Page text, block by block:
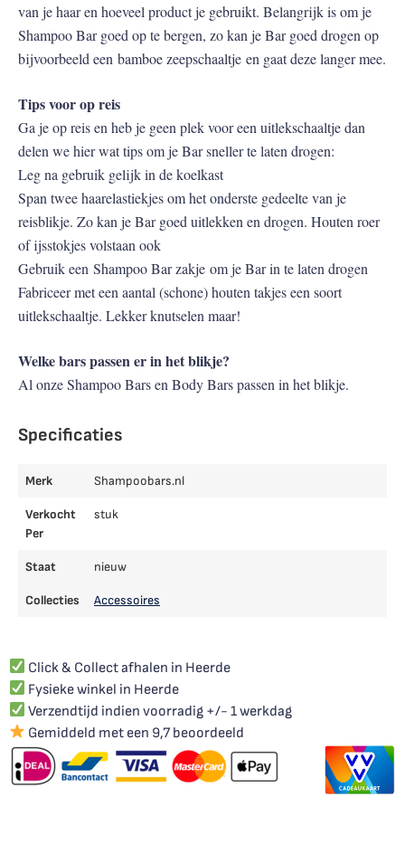
van je haar en hoeveel product je gebruikt. Belangrijk is om je
Shampoo Bar goed op te bergen, zo kan je Bar goed drogen op
bijvoorbeeld een bamboe zeepschaaltje en gaat deze langer mee.
Tips voor op reis
Ga je op reis en heb je geen plek voor een uitlekschaaltje dan
delen we hier wat tips om je Bar sneller te laten drogen:
Leg na gebruik gelijk in de koelkast
Span twee haarelastiekjes om het onderste gedeelte van je
reisblikje. Zo kan je Bar goed uitlekken en drogen. Houten roer
of ijsstokjes volstaan ook
Gebruik een Shampoo Bar zakje om je Bar in te laten drogen
Fabriceer met een aantal (schone) houten takjes een soort
uitlekschaaltje. Lekker knutselen maar!
Welke bars passen er in het blikje?
Al onze Shampoo Bars en Body Bars passen in het blikje.
Specificaties
Merk Shampoobars.nl
Verkocht
Per
stuk
Staat nieuw
Collecties Accessoires
Click & Collect afhalen in Heerde
Fysieke winkel in Heerde
Verzendtijd indien voorradig +/- 1 werkdag
Gemiddeld met een 9,7 beoordeeld